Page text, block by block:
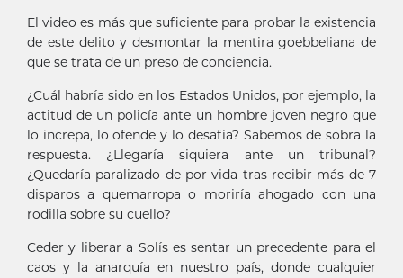
El video es más que suficiente para probar la existencia
de este delito y desmontar la mentira goebbeliana de
que se trata de un preso de conciencia.
¿Cuál habría sido en los Estados Unidos, por ejemplo, la
actitud de un policía ante un hombre joven negro que
lo increpa, lo ofende y lo desafía? Sabemos de sobra la
respuesta. ¿Llegaría siquiera ante un tribunal?
¿Quedaría paralizado de por vida tras recibir más de 7
disparos a quemarropa o moriría ahogado con una
rodilla sobre su cuello?
Ceder y liberar a Solís es sentar un precedente para el
caos y la anarquía en nuestro país, donde cualquier